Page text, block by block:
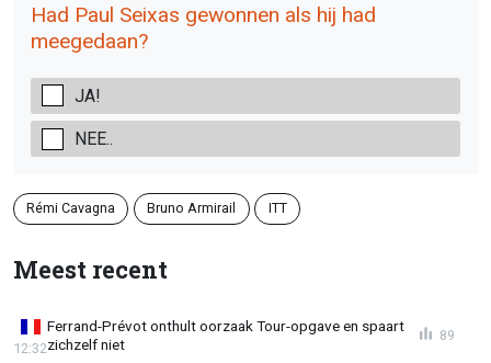
Had Paul Seixas gewonnen als hij had
meegedaan?
JA!
NEE..
Rémi Cavagna Bruno Armirail ITT
Meest recent
Ferrand-Prévot onthult oorzaak Tour-opgave en spaart
zichzelf niet
12:32
89